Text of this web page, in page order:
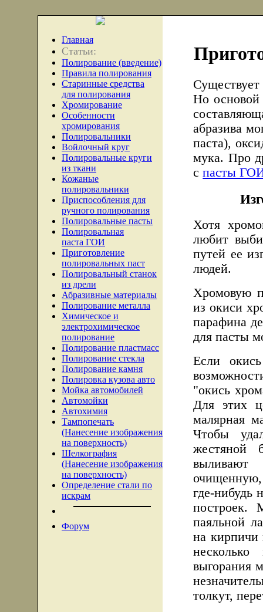
Главная
Статьи:
Полирование (введение)
Правила полирования
Старинные средства
для полирования
Хромирование
Особенности
хромирования
Полировальники
Войлочный круг
Полировальные круги
из ткани
Кожаные
полировальники
Приспособления для
ручного полирования
Полировальные пасты
Полировальная
паста ГОИ
Приготовление
полировальных паст
Полировальный станок
из дрели
Абразивные материалы
Полирование металла
Химическое и
электрохимическое
полирование
Полирование пластмасс
Полирование стекла
Полирование камня
Полировка кузова авто
Мойка автомобилей
Автомойки
Автохимия
Тампопечать
(Нанесение изображения
на поверхность)
Шелкография
(Нанесение изображения
на поверхность)
Определение стали по
искрам
Форум
Но основой
абразива
паста),
мука. Про
спасты
Хотя
любит
путей ее
людей.
Хромовую
из окиси
парафина
для пасты
Если
"окись
Для этих
малярная
Чтобы
жестяной
где-нибудь
построек.
паяльной
на кирпичи
выгорания
толкут,